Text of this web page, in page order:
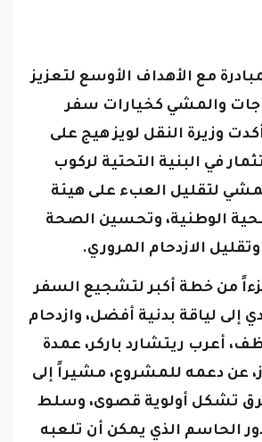
مع الأهداف الأوسع لتعزيز
والمشي كخيارات سفر
وزيرة النقل لويز هيج على
في البنية التحتية لركوب
لتقليل العبء على هيئة
الوطنية، وتحسين الصحة
وتقليل الازدحام المروري.
من خطة أكبر لتشجيع السفر
إلى لياقة بدنية أفضل، وازدحام
أعرب ريتشارد باركر، عمدة
عن دعمه للمشروع، مشيراً إلى
تشكل أولوية قصوى، وسلط
الحاسم الذي يمكن أن تلعبه